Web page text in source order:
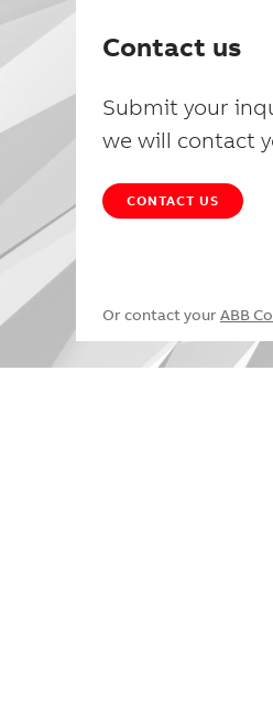
Contact us
Submit your
we will contact
CONTACT US
Or contact your ABB